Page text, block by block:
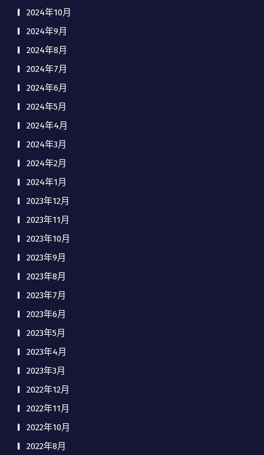
2024年10月
2024年9月
2024年8月
2024年7月
2024年6月
2024年5月
2024年4月
2024年3月
2024年2月
2024年1月
2023年12月
2023年11月
2023年10月
2023年9月
2023年8月
2023年7月
2023年6月
2023年5月
2023年4月
2023年3月
2022年12月
2022年11月
2022年10月
2022年8月